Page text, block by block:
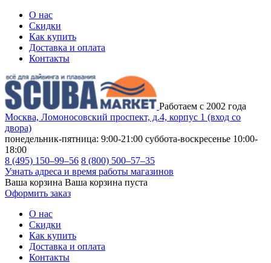
О нас
Скидки
Как купить
Доставка и оплата
Контакты
Работаем с 2002 года
Москва, Ломоносовский проспект, д.4, корпус 1 (вход со
двора)
понедельник-пятница: 9:00-21:00 суббота-воскресенье 10:00-
18:00
8 (495) 150–99–56 8 (800) 500–57–35
Узнать адреса и время работы магазинов
Ваша корзина Ваша корзина пуста
Оформить заказ
О нас
Скидки
Как купить
Доставка и оплата
Контакты